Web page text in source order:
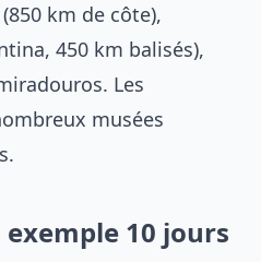
km de côte),
450 km balisés),
Les
musées
10 jours